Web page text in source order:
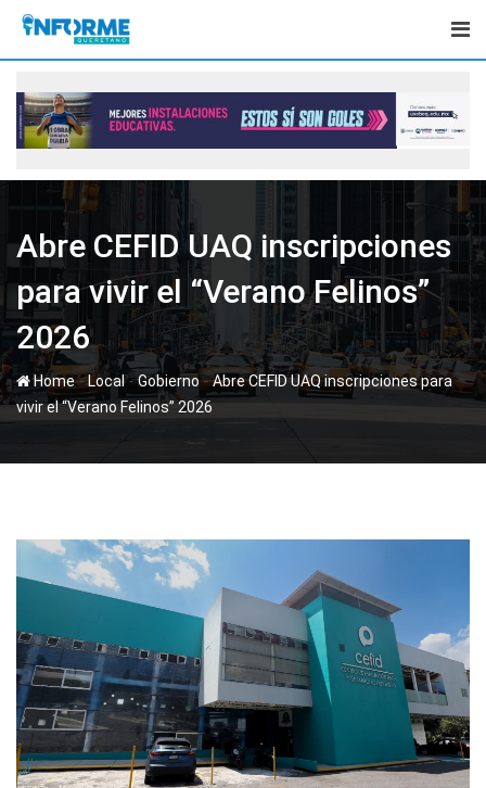
Skip
content
Abre CEFID UAQ inscripciones
para vivir el “Verano Felinos”
2026
Home-Local-Gobierno-Abre CEFID UAQ inscripciones para
vivir el “Verano Felinos” 2026